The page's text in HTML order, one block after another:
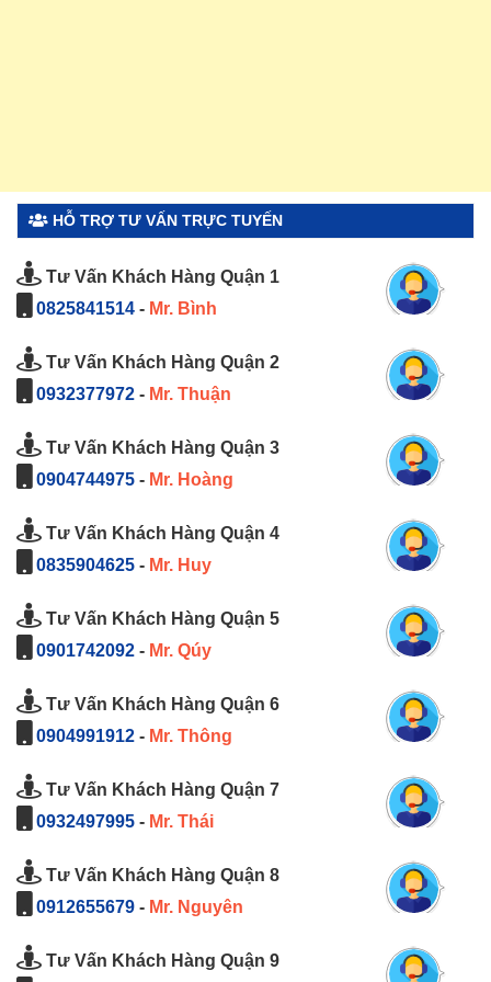
HỖ TRỢ TƯ VẤN TRỰC TUYẾN
Tư Vấn Khách Hàng Quận 1
0825841514 - Mr. Bình
Tư Vấn Khách Hàng Quận 2
0932377972 - Mr. Thuận
Tư Vấn Khách Hàng Quận 3
0904744975 - Mr. Hoàng
Tư Vấn Khách Hàng Quận 4
0835904625 - Mr. Huy
Tư Vấn Khách Hàng Quận 5
0901742092 - Mr. Qúy
Tư Vấn Khách Hàng Quận 6
0904991912 - Mr. Thông
Tư Vấn Khách Hàng Quận 7
0932497995 - Mr. Thái
Tư Vấn Khách Hàng Quận 8
0912655679 - Mr. Nguyên
Tư Vấn Khách Hàng Quận 9